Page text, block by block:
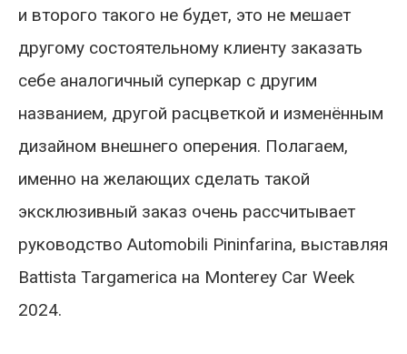
и второго такого не будет, это не мешает
другому состоятельному клиенту заказать
себе аналогичный суперкар с другим
названием, другой расцветкой и изменённым
дизайном внешнего оперения. Полагаем,
именно на желающих сделать такой
эксклюзивный заказ очень рассчитывает
руководство Automobili Pininfarina, выставляя
Battista Targamerica на Monterey Car Week
2024.